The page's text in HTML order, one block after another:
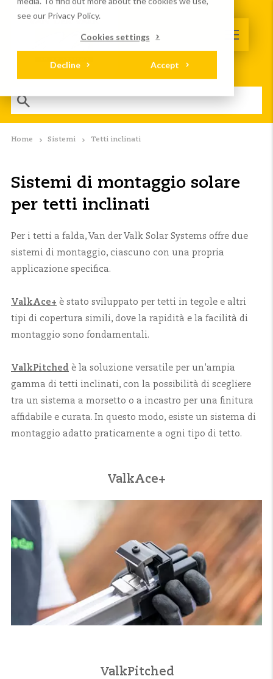
see our Privacy Policy.
Cookies settings
Accept
Decline
Home Sistemi Tetti inclinati
Sistemi di montaggio solare
per tetti inclinati
Per i tetti a falda, Van der Valk Solar Systems offre due
sistemi di montaggio, ciascuno con una propria
applicazione specifica.
ValkAce+ è stato sviluppato per tetti in tegole e altri
tipi di copertura simili, dove la rapidità e la facilità di
montaggio sono fondamentali.
ValkPitched è la soluzione versatile per un'ampia
gamma di tetti inclinati, con la possibilità di scegliere
tra un sistema a morsetto o a incastro per una finitura
affidabile e curata. In questo modo, esiste un sistema di
montaggio adatto praticamente a ogni tipo di tetto.
ValkAce+
ValkPitched